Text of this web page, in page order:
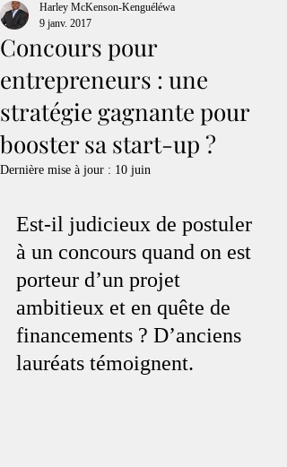
Concours pour
entrepreneurs : une
stratégie gagnante pour
booster sa start-up ?
Harley McKenson-Kenguéléwa
9 janv. 2017
Dernière mise à jour : 10 juin
Est-il judicieux de postuler
à un concours quand on est
porteur d’un projet
ambitieux et en quête de
financements ? D’anciens
lauréats témoignent.